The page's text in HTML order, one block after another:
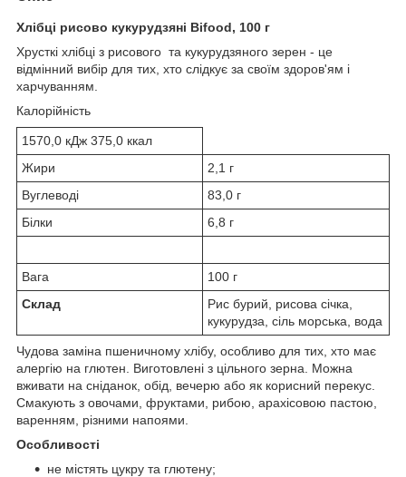
Хлібці рисово кукурудзяні Bifood, 100 г
Хрусткі хлібці з рисового та кукурудзяного зерен - це
відмінний вибір для тих, хто слідкує за своїм здоров'ям і
харчуванням.
Калорійність
1570,0 кДж 375,0 ккал
Жири
2,1 г
Вуглеводі
83,0 г
Білки
6,8 г
Вага
100 г
Склад
Рис бурий, рисова січка,
кукурудза, сіль морська, вода
Чудова заміна пшеничному хлібу, особливо для тих, хто має
алергію на глютен. Виготовлені з цільного зерна. Можна
вживати на сніданок, обід, вечерю або як корисний перекус.
Смакують з овочами, фруктами, рибою, арахісовою пастою,
варенням, різними напоями.
Особливості
не містять цукру та глютену;